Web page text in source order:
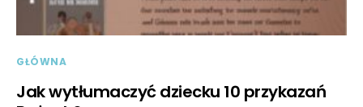
GŁÓWNA
Jak wytłumaczyć dziecku 10 przykazań